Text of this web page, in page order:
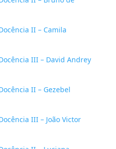
II – Camila
III – David Andrey
II – Gezebel
III – João Victor